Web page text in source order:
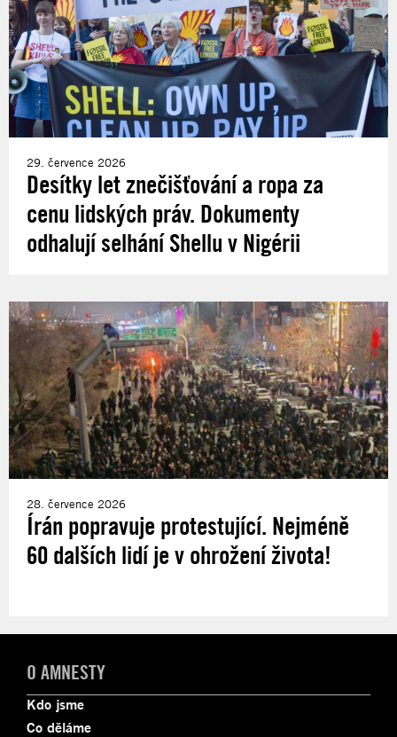
29. července 2026
Desítky let znečišťování a ropa za
cenu lidských práv. Dokumenty
odhalují selhání Shellu v Nigérii
28. července 2026
Írán popravuje protestující. Nejméně
60 dalších lidí je v ohrožení života!
O AMNESTY
Kdo jsme
Co děláme